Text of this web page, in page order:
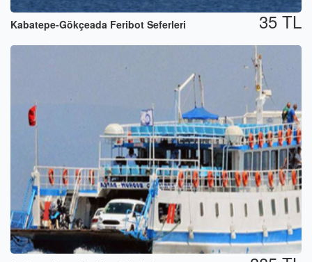
Kabatepe-Gökçeada Feribot Seferleri 35 TL